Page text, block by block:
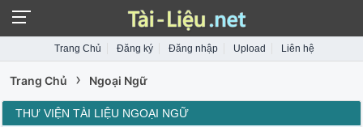
Trang Chủ Đăng ký Đăng nhập Upload Liên hệ
Trang Chủ › Ngoại Ngữ
THƯ VIỆN TÀI LIỆU NGOẠI NGỮ